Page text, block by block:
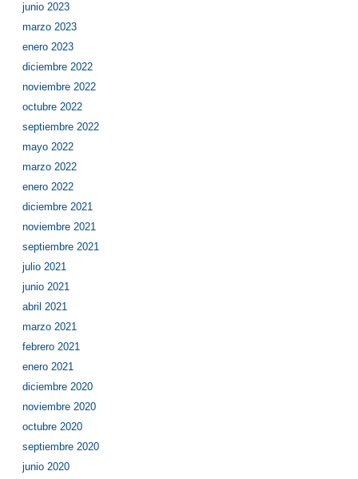
junio 2023
marzo 2023
enero 2023
diciembre 2022
noviembre 2022
octubre 2022
septiembre 2022
mayo 2022
marzo 2022
enero 2022
diciembre 2021
noviembre 2021
septiembre 2021
julio 2021
junio 2021
abril 2021
marzo 2021
febrero 2021
enero 2021
diciembre 2020
noviembre 2020
octubre 2020
septiembre 2020
junio 2020